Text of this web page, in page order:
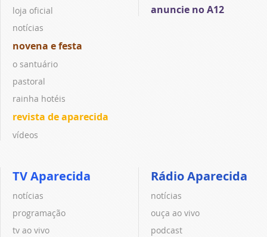
loja oficial
notícias
novena e festa
o santuário
pastoral
rainha hotéis
revista de aparecida
vídeos
anuncie no A12
TV Aparecida
notícias
programação
tv ao vivo
Rádio Aparecida
notícias
ouça ao vivo
podcast